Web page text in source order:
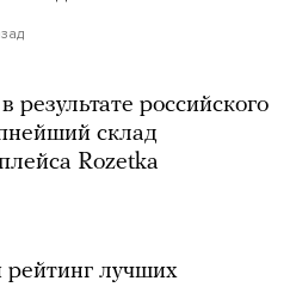
результате российского
склад
Rozetka
рейтинг лучших